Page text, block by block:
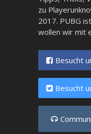
zu
2017. PUBG
wollen wir mit
Besucht
Besucht